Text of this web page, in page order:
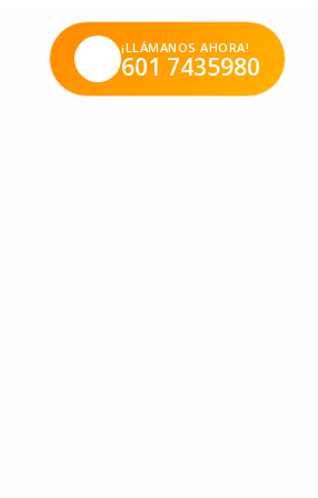
del tiempo libre.
propende por una sano
¡LLÁMANOS AHORA!
601 7435980